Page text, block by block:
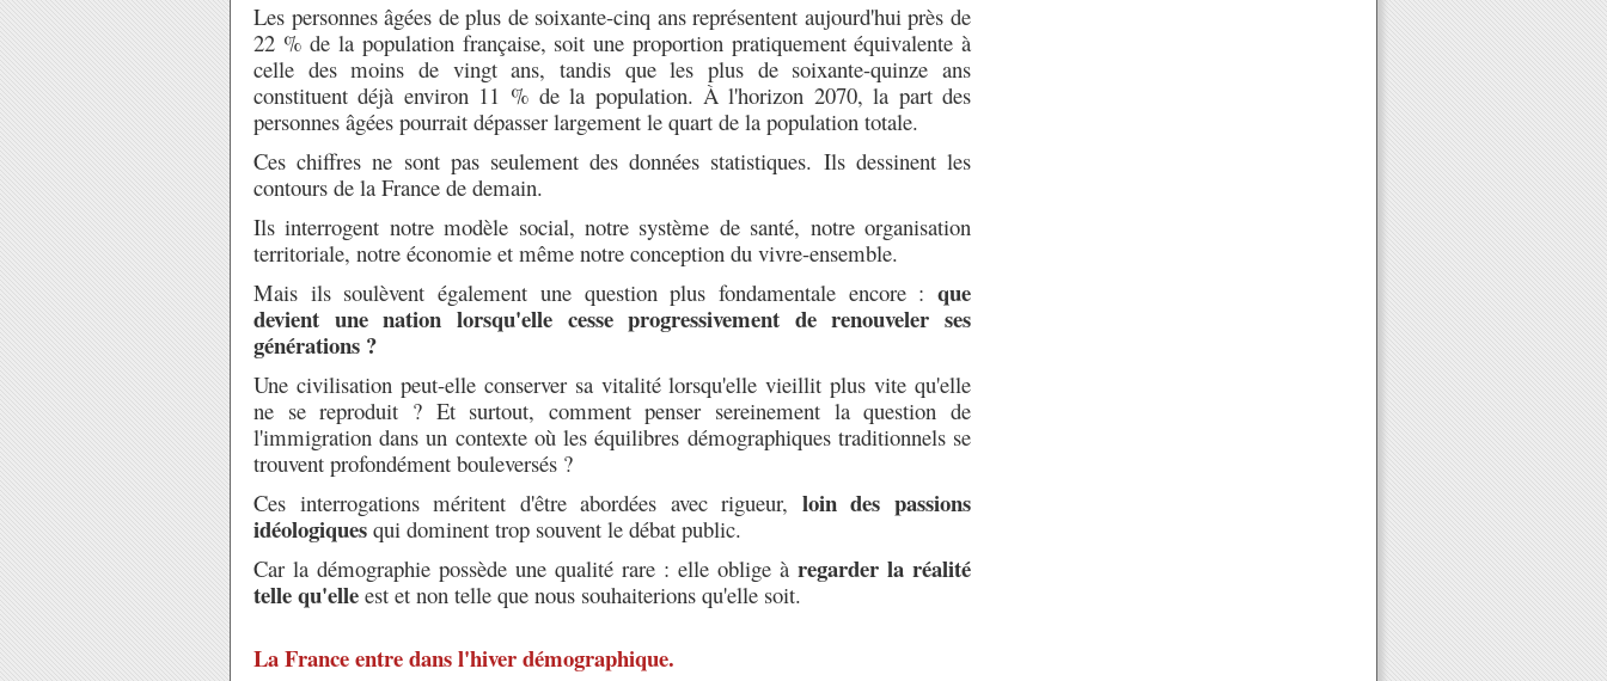
Les personnes âgées de plus de soixante-cinq ans représentent aujourd'hui près de
22 % de la population française, soit une proportion pratiquement équivalente à
celle des moins de vingt ans, tandis que les plus de soixante-quinze ans
constituent déjà environ 11 % de la population. À l'horizon 2070, la part des
personnes âgées pourrait dépasser largement le quart de la population totale.
Ces chiffres ne sont pas seulement des données statistiques. Ils dessinent les
contours de la France de demain.
Ils interrogent notre modèle social, notre système de santé, notre organisation
territoriale, notre économie et même notre conception du vivre-ensemble.
Mais ils soulèvent également une question plus fondamentale encore : que
devient une nation lorsqu'elle cesse progressivement de renouveler ses
générations ?
Une civilisation peut-elle conserver sa vitalité lorsqu'elle vieillit plus vite qu'elle
ne se reproduit ? Et surtout, comment penser sereinement la question de
l'immigration dans un contexte où les équilibres démographiques traditionnels se
trouvent profondément bouleversés ?
Ces interrogations méritent d'être abordées avec rigueur, loin des passions
idéologiques qui dominent trop souvent le débat public.
Car la démographie possède une qualité rare : elle oblige à regarder la réalité
telle qu'elle est et non telle que nous souhaiterions qu'elle soit.
La France entre dans l'hiver démographique.